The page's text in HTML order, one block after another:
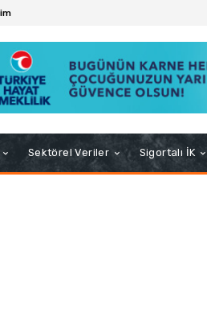
Sektörel Veriler Sigortalı İK